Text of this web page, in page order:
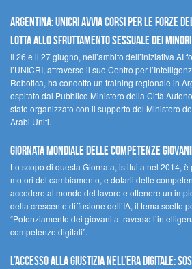
Argentina: UNICRI avvia corsi per le forze
lotta allo sfruttamento sessuale dei minori
Il 26 e il 27 giugno, nell’ambito dell’iniziativa AI
l’UNICRI, attraverso il suo Centro per
Robotica, ha condotto un training regionale in
ospitato dal Pubblico Ministero della Città
stato organizzato con il supporto del Ministero
Arabi Uniti.
Giornata Mondiale delle Competenze
Lo scopo di questa Giornata, istituita nel 2014,
motori del cambiamento, e dotarli delle
accedere al mondo del lavoro e ottenere un
della crescente diffusione dell’IA, il tema scelto
“Potenziamento dei giovani attraverso
competenze digitali”.
L’accesso alla giustizia nell’era digitale: